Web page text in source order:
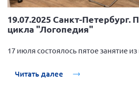
19.07.2025 Санкт-Петербург.
цикла "Логопедия"
17 июля состоялось пятое занятие
Читать далее